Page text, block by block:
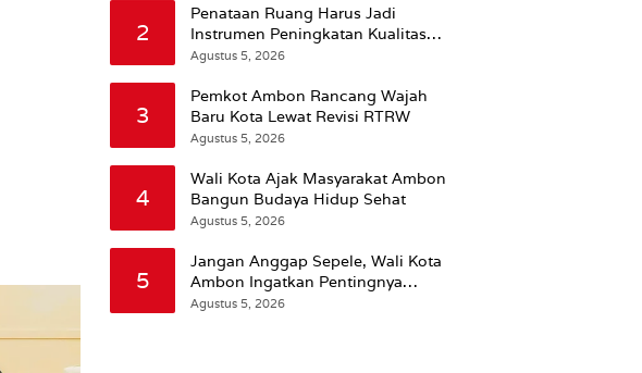
2
Penataan Ruang Harus Jadi
Instrumen Peningkatan Kualitas
Hidup Masyarakat, Wattimena:
Susun RDTR Sebagai Dasar Hukum
Agustus 5, 2026
3
Pemkot Ambon Rancang Wajah
Baru Kota Lewat Revisi RTRW
Agustus 5, 2026
4
Wali Kota Ajak Masyarakat Ambon
Bangun Budaya Hidup Sehat
Agustus 5, 2026
5
Jangan Anggap Sepele, Wali Kota
Ambon Ingatkan Pentingnya
Perencanaan Kesehatan
Agustus 5, 2026